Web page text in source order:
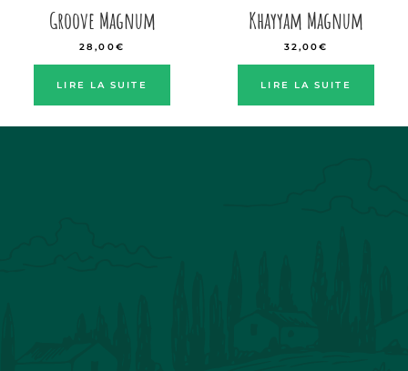
Groove Magnum
28,00€
LIRE LA SUITE
Khayyam Magnum
32,00€
LIRE LA SUITE